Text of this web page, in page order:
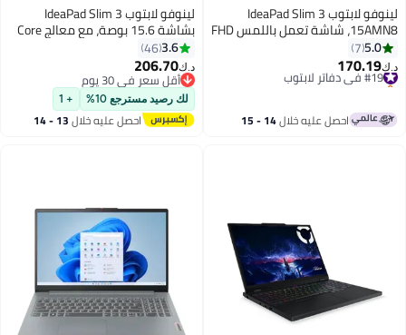
لينوفو لابتوب IdeaPad Slim 3
15AMN8، شاشة تعمل باللمس FHD
IPS بحجم 15.6 بوصة، AMD Ryzen 5
7520U، 8GB RAM، 512GB SSD،
مفاتيح مضاءة باللون الإنجليزي
(الولايات المتحدة)، ويندوز 11 هوم،
رمادي قطبي
5.0
7
د.ك‏170.19
#19 في دفاتر لابتوب
باقي 4 وحدات في المخزون
احصل عليه خلال 14 - 15
لينوفو لابتوب IdeaPad Slim 3
بشاشة 15.6 بوصة، مع معالج Core
i5-13420H/ذاكرة RAM سعة
11 Pro
3.6
46
د.ك‏206.70
أقل سعر في 30 يوم
أقل سعر في 30 يوم
لك رصيد مسترجع 10% + 1
احصل عليه خلال 13 - 14